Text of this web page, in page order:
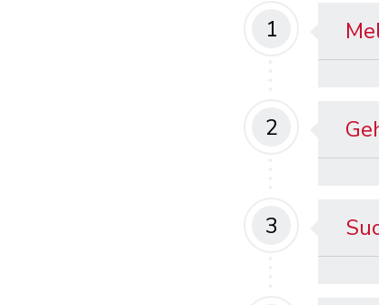
1
2
3